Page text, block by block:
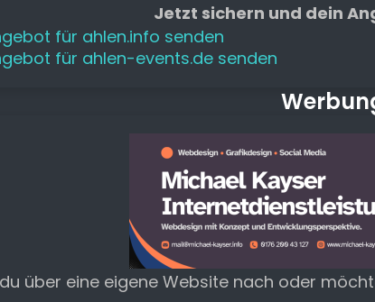
Jetzt sichern und dein
für ahlen.info senden
für ahlen-events.de senden
über eine eigene Website nach oder